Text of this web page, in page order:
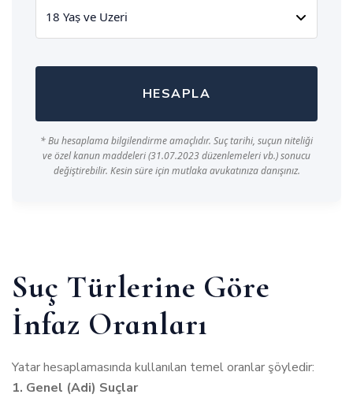
HESAPLA
* Bu hesaplama bilgilendirme amaçlıdır. Suç tarihi, suçun niteliği
ve özel kanun maddeleri (31.07.2023 düzenlemeleri vb.) sonucu
değiştirebilir. Kesin süre için mutlaka avukatınıza danışınız.
Suç Türlerine Göre
İnfaz Oranları
Yatar hesaplamasında kullanılan temel oranlar şöyledir:
1. Genel (Adi) Suçlar